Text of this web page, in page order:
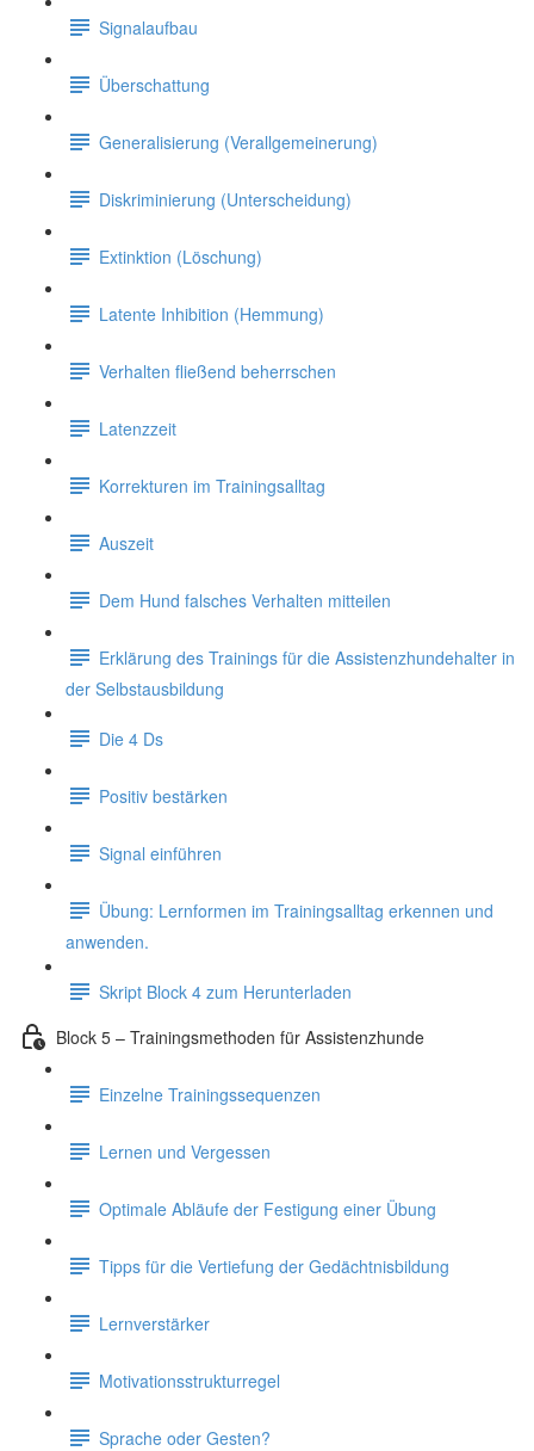
Signalaufbau
Überschattung
Generalisierung (Verallgemeinerung)
Diskriminierung (Unterscheidung)
Extinktion (Löschung)
Latente Inhibition (Hemmung)
Verhalten fließend beherrschen
Latenzzeit
Korrekturen im Trainingsalltag
Auszeit
Dem Hund falsches Verhalten mitteilen
Erklärung des Trainings für die Assistenzhundehalter in
der Selbstausbildung
Die 4 Ds
Positiv bestärken
Signal einführen
Übung: Lernformen im Trainingsalltag erkennen und
anwenden.
Skript Block 4 zum Herunterladen
Block 5 – Trainingsmethoden für Assistenzhunde
Einzelne Trainingssequenzen
Lernen und Vergessen
Optimale Abläufe der Festigung einer Übung
Tipps für die Vertiefung der Gedächtnisbildung
Lernverstärker
Motivationsstrukturregel
Sprache oder Gesten?